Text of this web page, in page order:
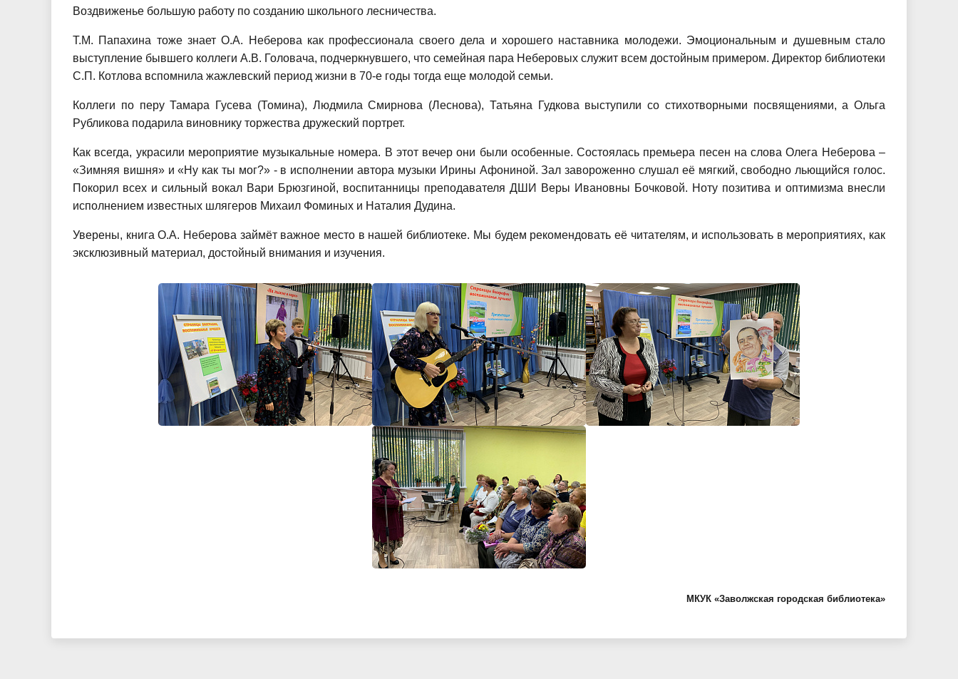
Воздвиженье большую работу по созданию школьного лесничества.
Т.М. Папахина тоже знает О.А. Неберова как профессионала своего дела и хорошего наставника молодежи. Эмоциональным и душевным стало
выступление бывшего коллеги А.В. Головача, подчеркнувшего, что семейная пара Неберовых служит всем достойным примером. Директор библиотеки
С.П. Котлова вспомнила жажлевский период жизни в 70-е годы тогда еще молодой семьи.
Коллеги по перу Тамара Гусева (Томина), Людмила Смирнова (Леснова), Татьяна Гудкова выступили со стихотворными посвящениями, а Ольга
Рубликова подарила виновнику торжества дружеский портрет.
Как всегда, украсили мероприятие музыкальные номера. В этот вечер они были особенные. Состоялась премьера песен на слова Олега Неберова –
«Зимняя вишня» и «Ну как ты мог?» - в исполнении автора музыки Ирины Афониной. Зал завороженно слушал её мягкий, свободно льющийся голос.
Покорил всех и сильный вокал Вари Брюзгиной, воспитанницы преподавателя ДШИ Веры Ивановны Бочковой. Ноту позитива и оптимизма внесли
исполнением известных шлягеров Михаил Фоминых и Наталия Дудина.
Уверены, книга О.А. Неберова займёт важное место в нашей библиотеке. Мы будем рекомендовать её читателям, и использовать в мероприятиях, как
эксклюзивный материал, достойный внимания и изучения.
МКУК «Заволжская городская библиотека»